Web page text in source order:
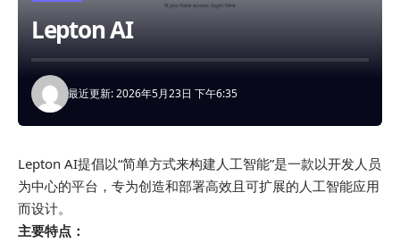
Lepton AI
最近更新: 2026年5月23日 下午6:35
Lepton AI提倡以“简单方式来构建人工智能”是一款以开发人员
为中心的平台，专为创造和部署高效且可扩展的人工智能应用
而设计。
主要特点：